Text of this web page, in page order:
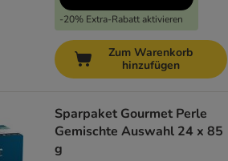
-20% Extra-Rabatt aktivieren
Zum Warenkorb
hinzufügen
Sparpaket Gourmet Perle
Gemischte Auswahl 24 x 85
g